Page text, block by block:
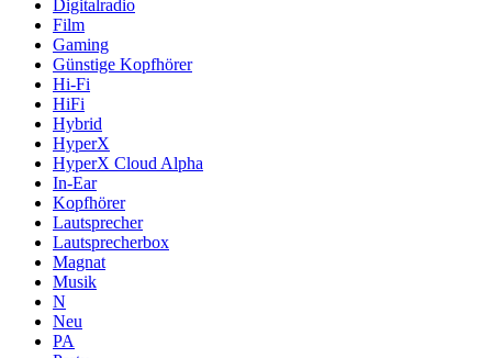
Digitalradio
Film
Gaming
Günstige Kopfhörer
Hi-Fi
HiFi
Hybrid
HyperX
HyperX Cloud Alpha
In-Ear
Kopfhörer
Lautsprecher
Lautsprecherbox
Magnat
Musik
N
Neu
PA